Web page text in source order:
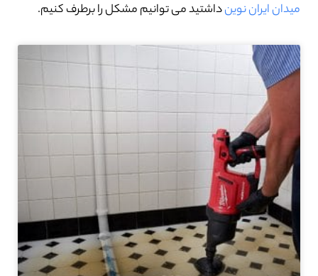
میدان ایران نوینداشتید می توانیم مشکل را برطرف کنیم.